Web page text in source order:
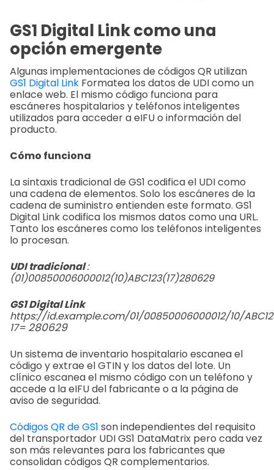
GS1 Digital Link como una
opción emergente
Algunas implementaciones de códigos QR utilizan
GS1 Digital Link Formatea los datos de UDI como un
enlace web. El mismo código funciona para
escáneres hospitalarios y teléfonos inteligentes
utilizados para acceder a eIFU o información del
producto.
Cómo funciona
La sintaxis tradicional de GS1 codifica el UDI como
una cadena de elementos. Solo los escáneres de la
cadena de suministro entienden este formato. GS1
Digital Link codifica los mismos datos como una URL.
Tanto los escáneres como los teléfonos inteligentes
lo procesan.
UDI tradicional:
(01)00850006000012(10)ABC123(17)280629
GS1 Digital Link
https://id.example.com/01/00850006000012/10/
17= 280629
Un sistema de inventario hospitalario escanea el
código y extrae el GTIN y los datos del lote. Un
clínico escanea el mismo código con un teléfono y
accede a la eIFU del fabricante o a la página de
aviso de seguridad.
Códigos QR de GS1 son independientes del requisito
del transportador UDI GS1 DataMatrix pero cada vez
son más relevantes para los fabricantes que
consolidan códigos QR complementarios.